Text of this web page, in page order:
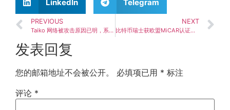
LinkedIn Telegram
PREVIOUS
Taiko 网络被攻击原因已明，系统将在未来数日内恢复链上运行
NEXT
比特币瑞士获欧盟MiCAR认证：首批CASP牌照正式下发】
发表回复
您的邮箱地址不会被公开。 必填项已用 * 标注
评论 *